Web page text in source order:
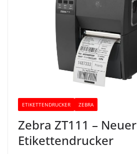
ETIKETTENDRUCKER ZEBRA
Zebra ZT111 – Neuer
Etikettendrucker